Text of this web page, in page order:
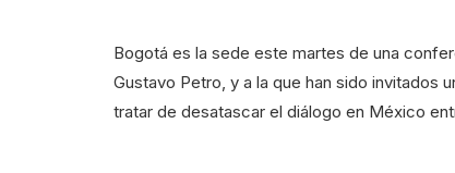
Bogotá es la sede este martes de una
Gustavo Petro, y a la que han sido invitados
tratar de desatascar el diálogo en México